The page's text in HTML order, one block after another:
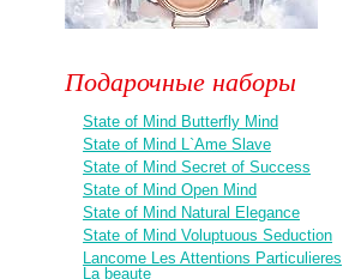
Подарочные наборы
State of Mind Butterfly Mind
State of Mind L`Ame Slave
State of Mind Secret of Success
State of Mind Open Mind
State of Mind Natural Elegance
State of Mind Voluptuous Seduction
Lancome Les Attentions Particulieres
La beaute